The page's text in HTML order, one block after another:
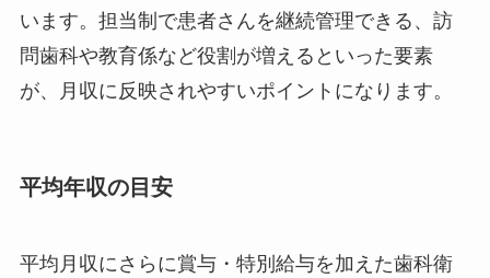
います。担当制で患者さんを継続管理できる、訪
問歯科や教育係など役割が増えるといった要素
が、月収に反映されやすいポイントになります。
平均年収の目安
平均月収にさらに賞与・特別給与を加えた歯科衛